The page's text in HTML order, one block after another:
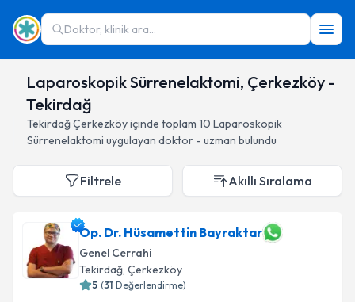
Doktor, klinik ara...
Laparoskopik Sürrenelaktomi, Çerkezköy -
Tekirdağ
TekirdağÇerkezköyiçinde toplam 10 Laparoskopik
Sürrenelaktomi uygulayan doktor - uzman bulundu
Filtrele Akıllı Sıralama
Op. Dr. Hüsamettin Bayraktar
Genel Cerrahi
Tekirdağ, Çerkezköy
5 (31 Değerlendirme)